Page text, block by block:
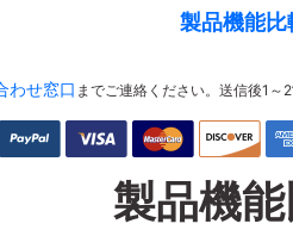
製品機能比
わせ窓口 までご連絡ください。送信後1～
製品機